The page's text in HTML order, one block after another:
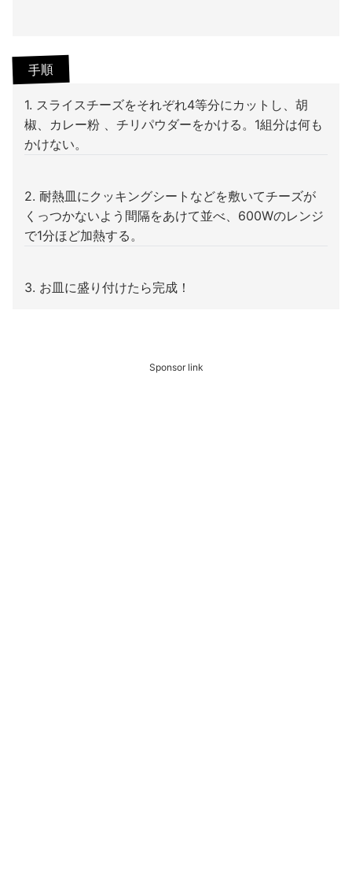
手順
1. スライスチーズをそれぞれ4等分にカットし、胡
椒、カレー粉 、チリパウダーをかける。1組分は何も
かけない。
2. 耐熱皿にクッキングシートなどを敷いてチーズが
くっつかないよう間隔をあけて並べ、600Wのレンジ
で1分ほど加熱する。
3. お皿に盛り付けたら完成！
Sponsor link